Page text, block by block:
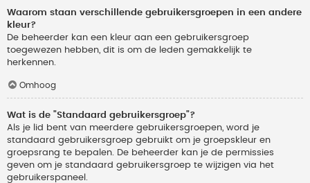
Waarom staan verschillende gebruikersgroepen in een andere
kleur?
De beheerder kan een kleur aan een gebruikersgroep
toegewezen hebben, dit is om de leden gemakkelijk te
herkennen.
Omhoog
Wat is de "Standaard gebruikersgroep"?
Als je lid bent van meerdere gebruikersgroepen, word je
standaard gebruikersgroep gebruikt om je groepskleur en
groepsrang te bepalen. De beheerder kan je de permissies
geven om je standaard gebruikersgroep te wijzigen via het
gebruikerspaneel.